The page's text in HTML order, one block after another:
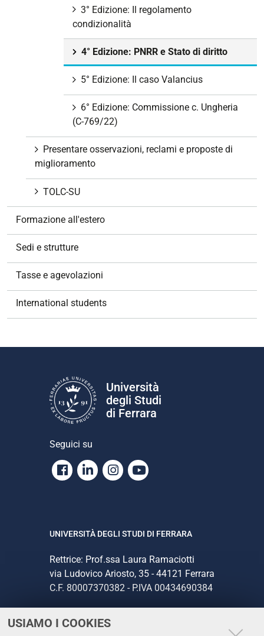
USIAMO I COOKIES
3° Edizione: Il regolamento
condizionalità
4° Edizione: PNRR e Stato di diritto
5° Edizione: Il caso Valancius
6° Edizione: Commissione c. Ungheria
(C-769/22)
Presentare osservazioni, reclami e proposte di
miglioramento
TOLC-SU
Formazione all'estero
Sedi e strutture
Tasse e agevolazioni
International students
Università
degli Studi
di Ferrara
Seguici su
Facebook
LinkedinInstagram
Youtube
UNIVERSITÀ DEGLI STUDI DI FERRARA
Rettrice: Prof.ssa Laura Ramaciotti
via Ludovico Ariosto, 35 - 44121 Ferrara
C.F. 80007370382 - P.IVA 00434690384
CONTATTI